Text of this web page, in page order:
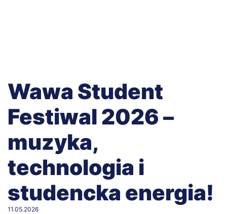
Wawa Student
Festiwal 2026 –
muzyka,
technologia i
studencka energia!
11.05.2026